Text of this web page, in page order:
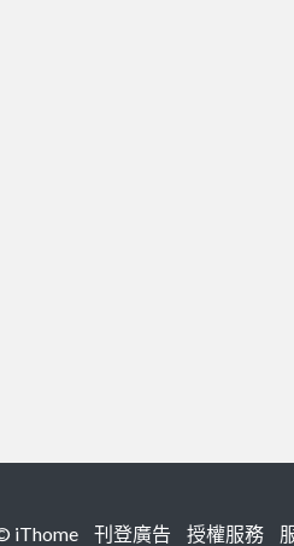
iThome 刊登廣告 授權服務